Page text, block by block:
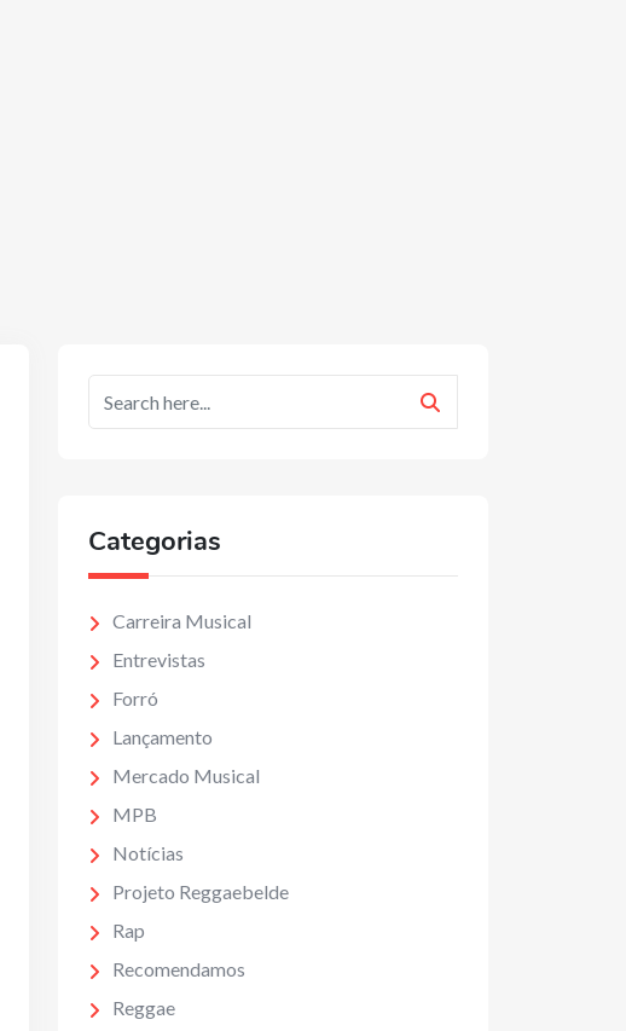
Categorias
Carreira Musical
Entrevistas
Forró
Lançamento
Mercado Musical
MPB
Notícias
Projeto Reggaebelde
Rap
Recomendamos
Reggae